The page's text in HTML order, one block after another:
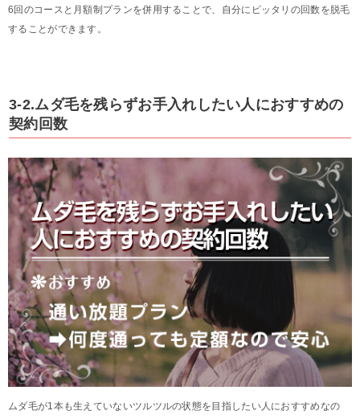
6回のコースと月額制プランを併用することで、自分にピッタリの回数を脱毛
することができます。
3-2.ムダ毛を残らずお手入れしたい人におすすめの
契約回数
ムダ毛が1本も生えていないツルツルの状態を目指したい人におすすめなの